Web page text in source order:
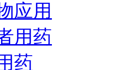
应用
用药
药